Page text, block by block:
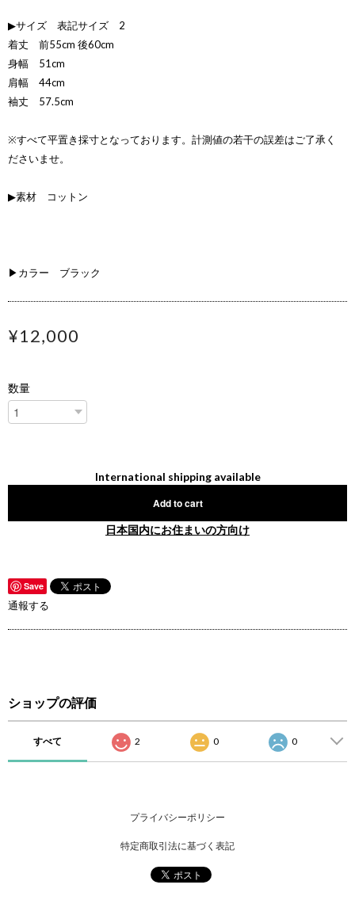
▶サイズ 表記サイズ 2
着丈 前55cm 後60cm
身幅 51cm
肩幅 44cm
袖丈 57.5cm
※すべて平置き採寸となっております。計測値の若干の誤差はご了承く
ださいませ。
▶素材 コットン
▶カラー ブラック
¥12,000
数量
International shipping available
Add to cart
日本国内にお住まいの方向け
Save
通報する
ショップの評価
すべて 2 0 0
プライバシーポリシー
特定商取引法に基づく表記